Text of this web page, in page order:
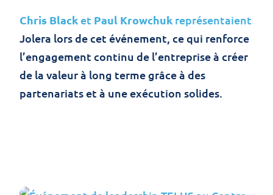
Chris Black et Paul Krowchuk représentaient
Jolera lors de cet événement, ce qui renforce
l’engagement continu de l’entreprise à créer
de la valeur à long terme grâce à des
partenariats et à une exécution solides.